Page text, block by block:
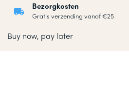
Bezorgkosten
Gratis verzending vanaf €25
Buy now, pay later